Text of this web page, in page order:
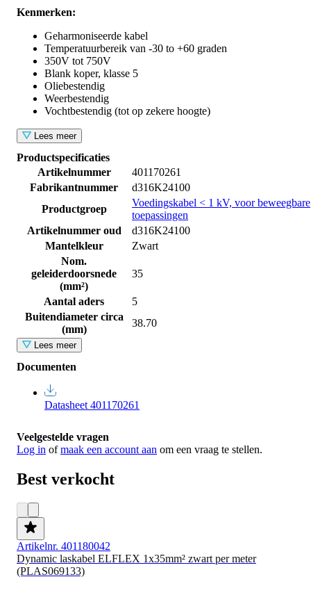
Kenmerken:
Geharmoniseerde kabel
Temperatuurbereik van -30 to +60 graden
350V tot 750V
Blank koper, klasse 5
Oliebestendig
Weerbestendig
Vochtbestendig (tot op zekere hoogte)
Lees meer
Productspecificaties
Artikelnummer
401170261
Fabrikantnummer
d316K24100
Productgroep
Voedingskabel < 1 kV, voor beweegbare
toepassingen
Artikelnummer oud
d316K24100
Mantelkleur
Zwart
Nom.
geleiderdoorsnede
(mm²)
35
Aantal aders
5
Buitendiameter circa
(mm)
38.70
Lees meer
Documenten
Datasheet 401170261
Veelgestelde vragen
Log in ofmaak een account aan om een vraag te stellen.
Best verkocht
Artikelnr. 401180042
Dynamic laskabel ELFLEX 1x35mm² zwart per meter
(PLAS069133)